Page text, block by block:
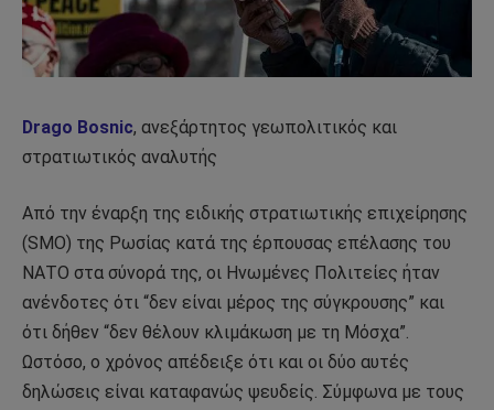
Drago Bosnic, ανεξάρτητος γεωπολιτικός και
στρατιωτικός αναλυτής
Από την έναρξη της ειδικής στρατιωτικής επιχείρησης
(SMO) της Ρωσίας κατά της έρπουσας επέλασης του
ΝΑΤΟ στα σύνορά της, οι Ηνωμένες Πολιτείες ήταν
ανένδοτες ότι “δεν είναι μέρος της σύγκρουσης” και
ότι δήθεν “δεν θέλουν κλιμάκωση με τη Μόσχα”.
Ωστόσο, ο χρόνος απέδειξε ότι και οι δύο αυτές
δηλώσεις είναι καταφανώς ψευδείς. Σύμφωνα με τους